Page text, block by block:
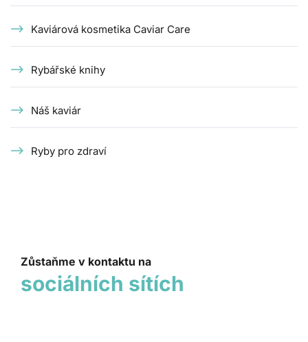
Kaviárová kosmetika Caviar Care
Rybářské knihy
Náš kaviár
Ryby pro zdraví
Zůstaňme v kontaktu na
sociálních sítích